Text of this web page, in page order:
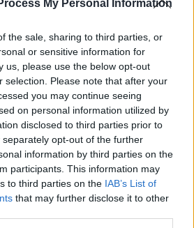
My Personal Information
the sale, sharing to third parties, or
or sensitive information for
us, please use the below opt-out
selection. Please note that after your
you may continue seeing
on personal information utilized by
disclosed to third parties prior to
opt-out of the further
information by third parties on the
participants. This information may
to third parties on the IAB’s List of
that may further disclose it to other
nél járt a forint az euróval
megegyezett a csütörtök esti
óta nem tud elmozdulni a 321
deviza, a jelek szerint
muníció ehhez. A dollár jegyzése
angol font 355,45 forintba került.A
a lengyel zloty...
hírarchívumához